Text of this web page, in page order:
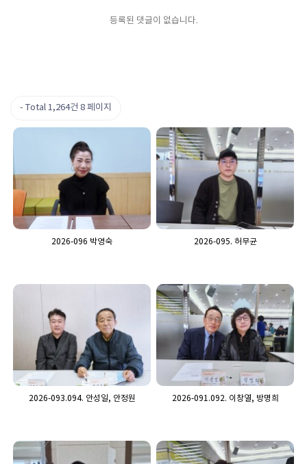
등록된 댓글이 없습니다.
Total 1,264건 8 페이지
2026-096 박영숙 2026-095. 허무균
2026-093.094. 안성일, 안정원 2026-091.092. 이창열, 방명희